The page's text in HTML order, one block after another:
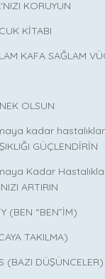
KORUYUN
KİTABI
KAFA SAĞLAM
OLSUN
kadar
GÜÇLENDİRİN
Kadar
ARTIRIN
(BEN “BEN”İM)
TAKILMA)
(BAZI DÜŞÜNCELER)